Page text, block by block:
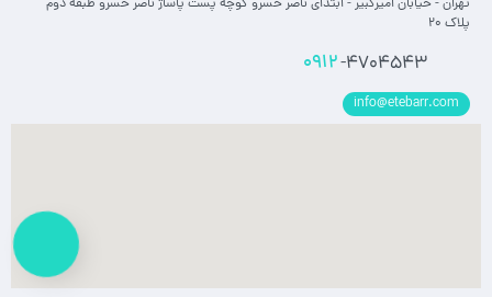
پلاک 20
0912-4704543
info@etebarr.com